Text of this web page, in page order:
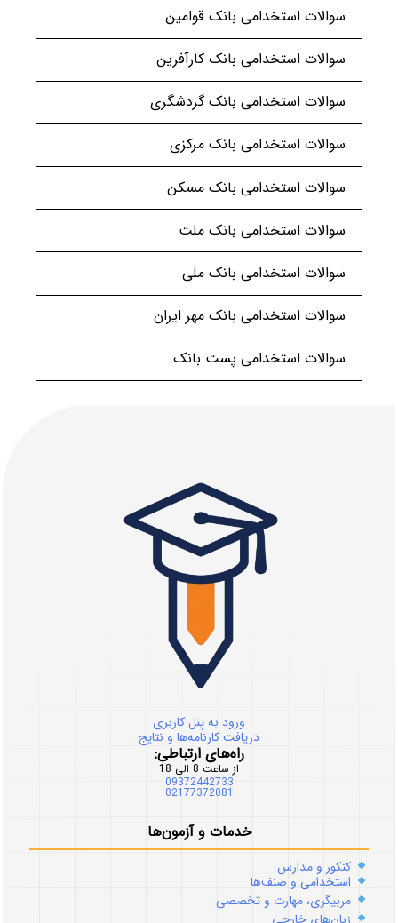
سوالات استخدامی بانک قوامین
سوالات استخدامی بانک کارآفرین
سوالات استخدامی بانک گردشگری
سوالات استخدامی بانک مرکزی
سوالات استخدامی بانک مسکن
سوالات استخدامی بانک ملت
سوالات استخدامی بانک ملی
سوالات استخدامی بانک مهر ایران
سوالات استخدامی پست بانک
ورود به پنل کاربری
دریافت کارنامه‌ها و نتایج
راه‌های ارتباطی:
از ساعت 8 الی 18
09372442733
02177372081
خدمات و آزمون‌ها
کنکور و مدارس
استخدامی و صنف‌ها
مربیگری، مهارت و تخصصی
زبان‌های خارجی